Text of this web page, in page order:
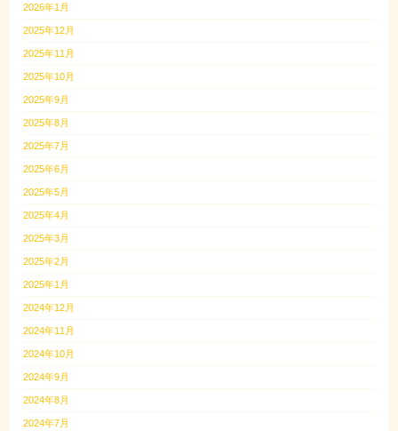
2026年1月
2025年12月
2025年11月
2025年10月
2025年9月
2025年8月
2025年7月
2025年6月
2025年5月
2025年4月
2025年3月
2025年2月
2025年1月
2024年12月
2024年11月
2024年10月
2024年9月
2024年8月
2024年7月